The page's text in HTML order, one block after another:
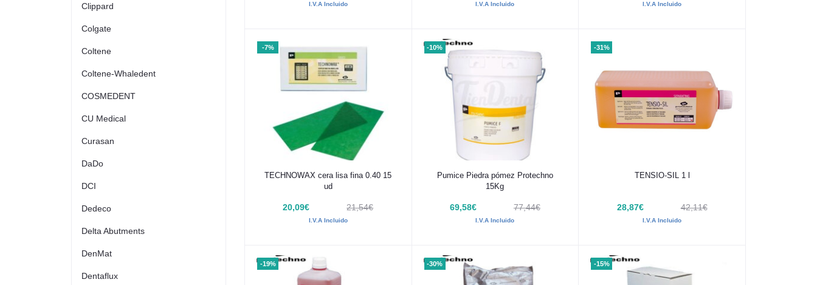
Clippard
Colgate
Coltene
Coltene-Whaledent
COSMEDENT
CU Medical
Curasan
DaDo
DCI
Dedeco
Delta Abutments
DenMat
Dentaflux
I.V.A Incluido I.V.A Incluido I.V.A Incluido
-7%
Añadir al carrito
TECHNOWAX cera lisa fina 0.40 15
ud
20,09€ 21,54€
I.V.A Incluido
-10%
Añadir al carrito
Pumice Piedra pómez Protechno
15Kg
69,58€ 77,44€
I.V.A Incluido
-31%
Añadir al carrito
TENSIO-SIL 1 l
28,87€ 42,11€
I.V.A Incluido
-19% -30% -15%